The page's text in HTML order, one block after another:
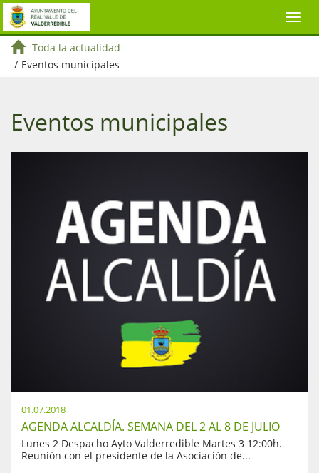
Toda la actualidad
/ Eventos municipales
Eventos municipales
01.07.2018
AGENDA ALCALDÍA. SEMANA DEL 2 AL 8 DE JULIO
Lunes 2 Despacho Ayto Valderredible Martes 3 12:00h.
Reunión con el presidente de la Asociación de...